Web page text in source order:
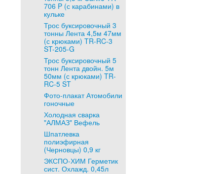
706 P (с карабинами) в
кульке
Трос буксировочный 3
тонны Лента 4,5м 47мм
(с крюками) TR-RC-3
ST-205-G
Трос буксировочный 5
тонн Лента двойн. 5м
50мм (с крюками) TR-
RC-5 ST
Фото-плакат Атомобили
гоночные
Холодная сварка
"АЛМАЗ" Вефель
Шпатлевка
полиэфирная
(Черновцы) 0,9 кг
ЭКСПО-ХИМ Герметик
сист. Охлажд. 0,45л